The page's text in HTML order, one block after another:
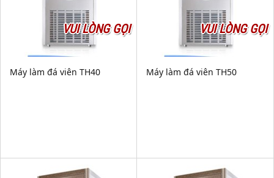
VUI LÒNG GỌI
Máy làm đá viên TH40
VUI LÒNG GỌI
Máy làm đá viên TH50